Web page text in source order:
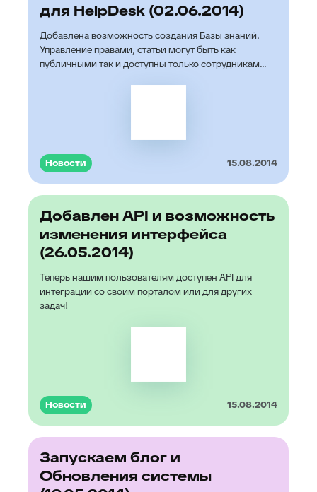
для HelpDesk (02.06.2014)
Добавлена возможность создания Базы знаний.
Управление правами, статьи могут быть как
публичными так и доступны только сотрудникам
Новости 15.08.2014
Добавлен API и возможность
изменения интерфейса
(26.05.2014)
Теперь нашим пользователям доступен API для
интеграции со своим порталом или для других
задач!
Новости 15.08.2014
Запускаем блог и
Обновления системы